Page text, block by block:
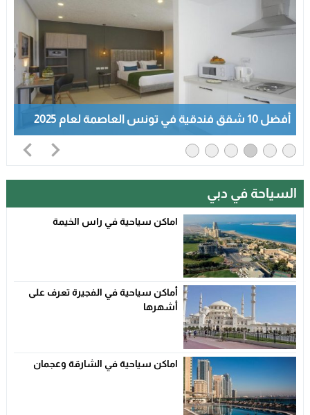
أفضل 10 شقق فندقية في تونس العاصمة لعام 2025
السياحة في دبي
اماكن سياحية في راس الخيمة
أماكن سياحية في الفجيرة تعرف على
أشهرها
اماكن سياحية في الشارقة وعجمان